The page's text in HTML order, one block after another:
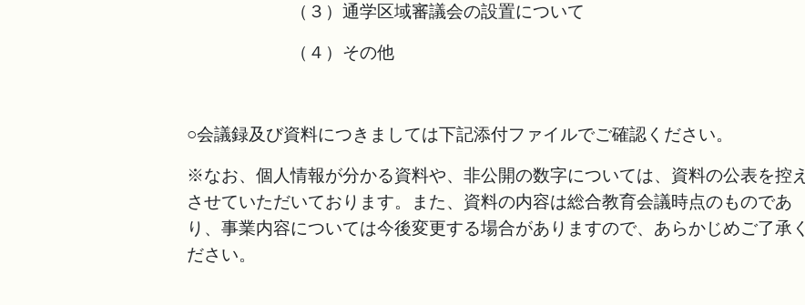
（３）通学区域審議会の設置について
（４）その他
○会議録及び資料につきましては下記添付ファイルでご確認ください。
※なお、個人情報が分かる資料や、非公開の数字については、資料の公表を控え
させていただいております。また、資料の内容は総合教育会議時点のものであ
り、事業内容については今後変更する場合がありますので、あらかじめご了承く
ださい。